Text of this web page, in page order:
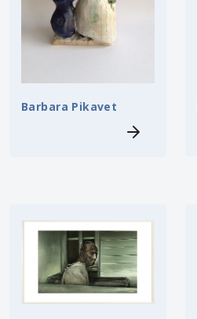
Barbara Pikavet